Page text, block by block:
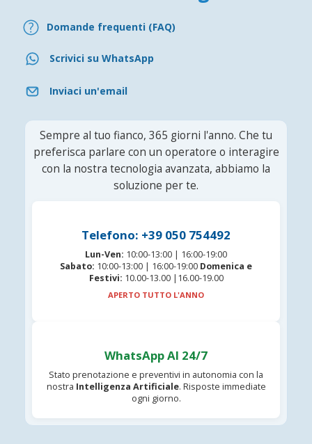
Domande frequenti (FAQ)
Scrivici su WhatsApp
Inviaci un'email
Sempre al tuo fianco, 365 giorni l'anno. Che tu
preferisca parlare con un operatore o interagire
con la nostra tecnologia avanzata, abbiamo la
soluzione per te.
Telefono: +39 050 754492
Lun-Ven: 10:00-13:00 | 16:00-19:00
Sabato: 10:00-13:00 | 16:00-19:00 Domenica e
Festivi: 10.00-13.00 |16.00-19.00
APERTO TUTTO L'ANNO
WhatsApp AI 24/7
Stato prenotazione e preventivi in autonomia con la
nostra Intelligenza Artificiale. Risposte immediate
ogni giorno.